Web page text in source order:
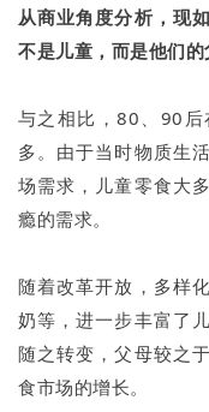
从商业角度分析，现
不是儿童，而是他们的
与之相比，80、90
多。由于当时物质生
场需求，儿童零食大
瘾的需求。
随着改革开放，多样
奶等，进一步丰富了
随之转变，父母较之
食市场的增长。